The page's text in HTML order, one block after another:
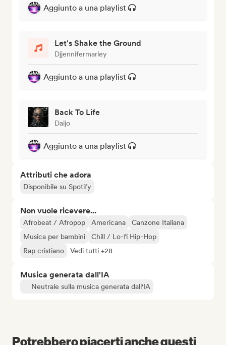
Aggiunto a una playlist
Let's Shake the Ground
Djjennifermarley
Aggiunto a una playlist
Back To Life
Daijo
Aggiunto a una playlist
Attributi che adora
Disponibile su Spotify
Non vuole ricevere...
Afrobeat / Afropop Americana
Canzone Italiana
Musica per bambini
Chill / Lo-fi Hip-Hop
Rap cristiano
Vedi tutti +28
Musica generata dall'IA
Neutrale sulla musica generata dall'IA
Potrebbero piacerti anche questi